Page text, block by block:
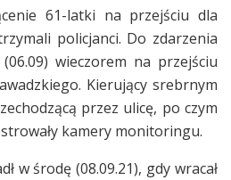
61-latki na przejściu dla
policjanci. Do zdarzenia
wieczorem na przejściu
Kierujący srebrnym
przez ulicę, po czym
kamery monitoringu.
w środę (08.09.21), gdy wracał